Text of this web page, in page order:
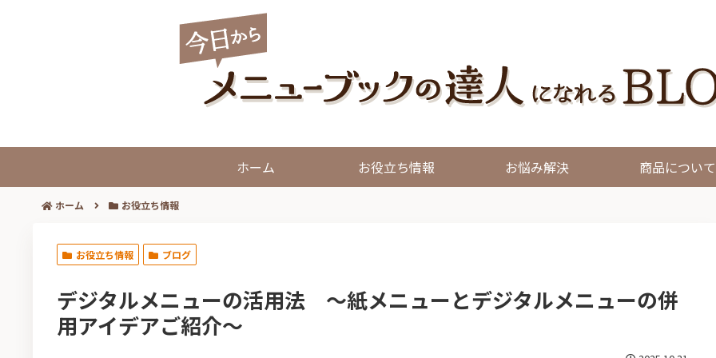
ホーム お役立ち情報 お悩み解決 商品について
ホーム お役立ち情報
お役立ち情報 ブログ
デジタルメニューの活用法 ～紙メニューとデジタルメニューの併
用アイデアご紹介～